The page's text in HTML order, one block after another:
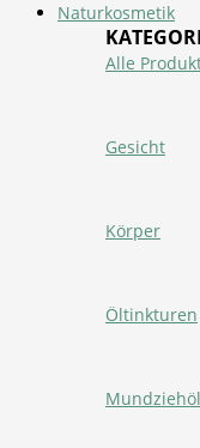
Naturkosmetik
Alle
Gesicht
Körper
Öltinkturen
Mundziehöl